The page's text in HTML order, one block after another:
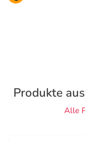
Produkte
Alle